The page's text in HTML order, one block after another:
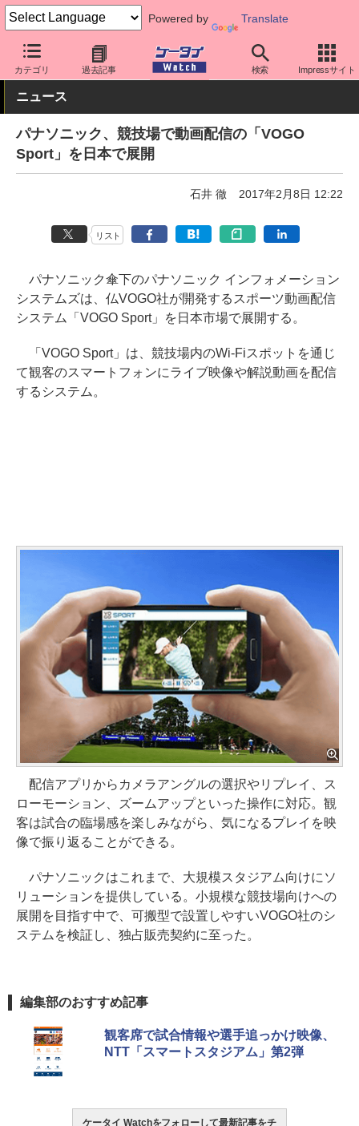
Powered by Translate
カテゴリ 過去記事 検索 Impressサイト
ケータイ Watch 業界動向 企業動向
ニュース
パナソニック、競技場で動画配信の「VOGO
Sport」を日本で展開
石井 徹 2017年2月8日 12:22
リスト
パナソニック傘下のパナソニック インフォメーション
システムズは、仏VOGO社が開発するスポーツ動画配信
システム「VOGO Sport」を日本市場で展開する。
「VOGO Sport」は、競技場内のWi-Fiスポットを通じ
て観客のスマートフォンにライブ映像や解説動画を配信
するシステム。
配信アプリからカメラアングルの選択やリプレイ、ス
ローモーション、ズームアップといった操作に対応。観
客は試合の臨場感を楽しみながら、気になるプレイを映
像で振り返ることができる。
パナソニックはこれまで、大規模スタジアム向けにソ
リューションを提供している。小規模な競技場向けへの
展開を目指す中で、可搬型で設置しやすいVOGO社のシ
ステムを検証し、独占販売契約に至った。
編集部のおすすめ記事
観客席で試合情報や選手追っかけ映像、
NTT「スマートスタジアム」第2弾
ケータイ Watchをフォローして最新記事をチ